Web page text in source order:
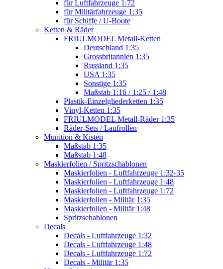
für Luftfahrzeuge 1:72
für Militärfahrzeuge 1:35
für Schiffe / U-Boote
Ketten & Räder
FRIULMODEL Metall-Ketten
Deutschland 1:35
Grossbritannien 1:35
Russland 1:35
USA 1:35
Sonstige 1:35
Maßstab 1:16 / 1:25 / 1:48
Plastik-Einzelgliederketten 1:35
Vinyl-Ketten 1:35
FRIULMODEL Metall-Räder 1:35
Räder-Sets / Laufrollen
Munition & Kisten
Maßstab 1:35
Maßstab 1:48
Maskierfolien / Spritzschablonen
Maskierfolien - Luftfahrzeuge 1:32-35
Maskierfolien - Luftfahrzeuge 1:48
Maskierfolien - Luftfahrzeuge 1:72
Maskierfolien - Militär 1:35
Maskierfolien - Militär 1:48
Spritzschablonen
Decals
Decals - Luftfahrzeuge 1:32
Decals - Luftfahrzeuge 1:48
Decals - Luftfahrzeuge 1:72
Decals - Militär 1:35